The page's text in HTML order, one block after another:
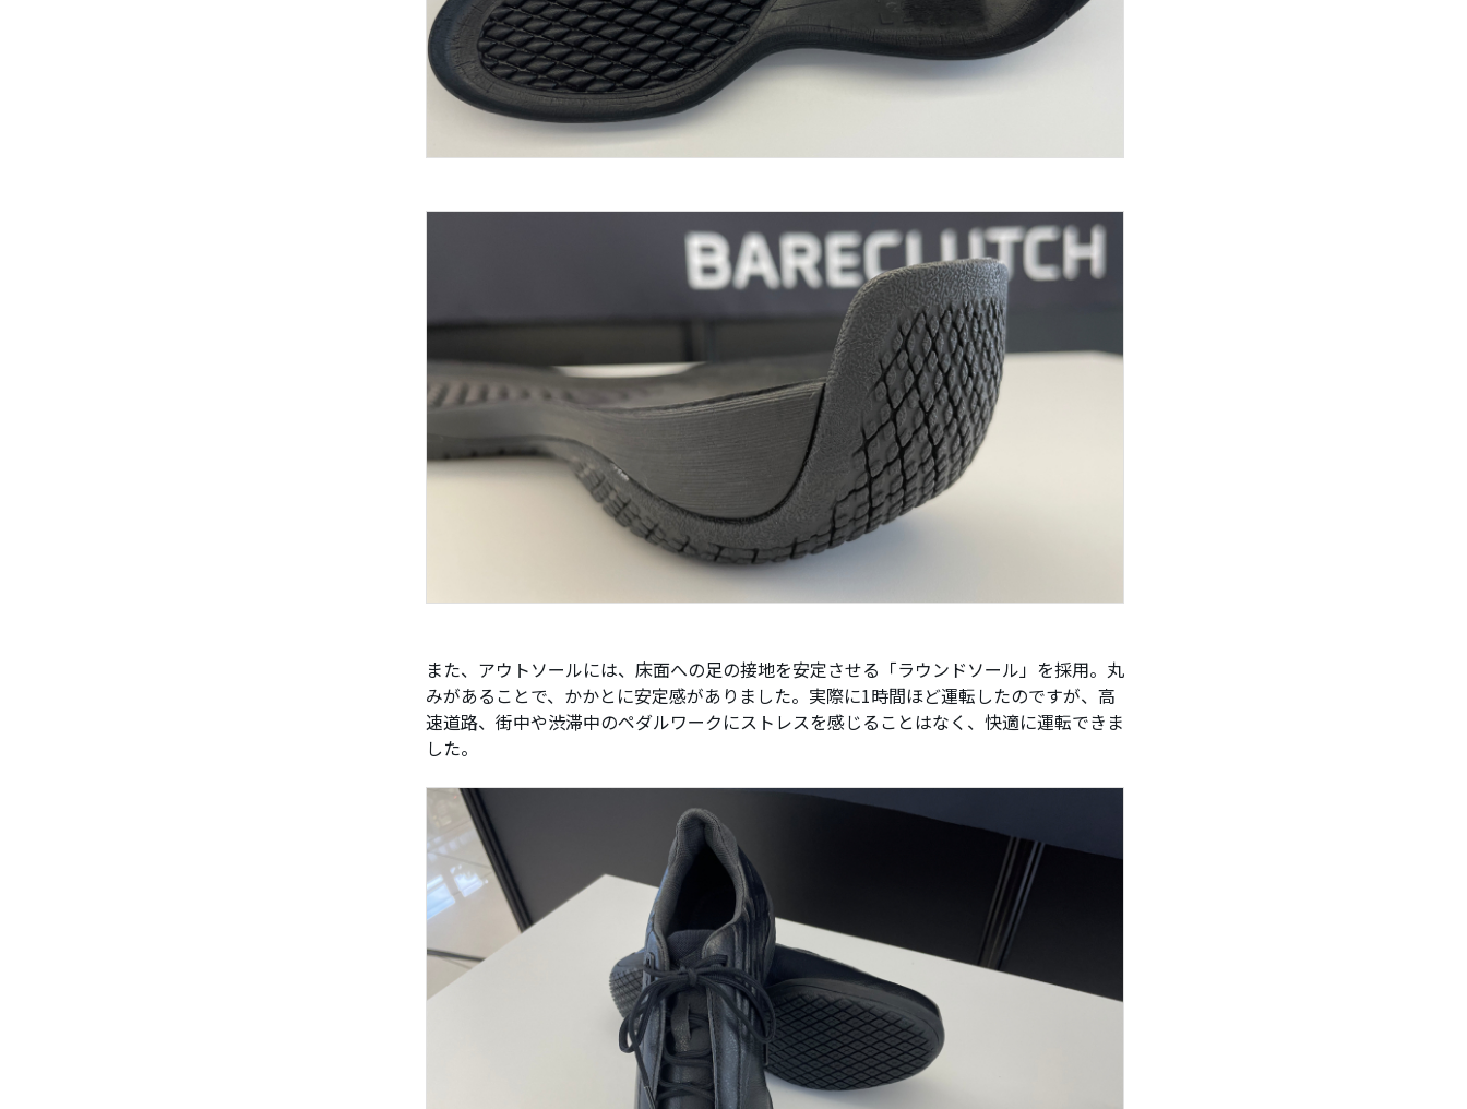
また、アウトソールには、床面への足の接地を安定させる「ラウンドソール」を採用。丸
みがあることで、かかとに安定感がありました。実際に1時間ほど運転したのですが、高
速道路、街中や渋滞中のペダルワークにストレスを感じることはなく、快適に運転できま
した。